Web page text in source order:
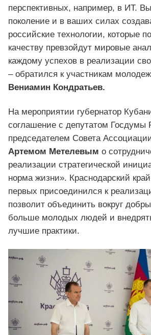
перспективных, например, в ИТ.
поколение и в ваших силах
российские технологии, которые
качеству превзойдут мировые
каждому успехов в реализации
– обратился к участникам
Вениамин Кондратьев.
На мероприятии губернатор
соглашение с депутатом Госдумы
председателем Совета
Артемом Метелевым о
реализации стратегической
норма жизни». Краснодарский
первых присоединился к
позволит объединить вокруг
больше молодых людей и
лучшие практики.